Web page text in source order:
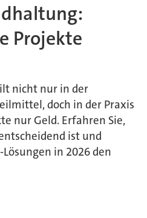
Projekte
nicht nur in der
doch in der Praxis
nur Geld. Erfahren Sie,
ist und
in 2026 den